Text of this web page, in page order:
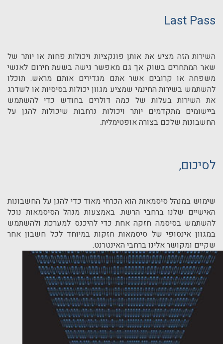
Last Pass
השירות הזה מציע את אותן פונקציות ויכולות פחות או יותר של
שאר המתחרים בשוק אך גם מאפשר גישה בשעת חירום לאנשי
משפחה או קרובים אשר אתם מגדירים אותם מראש. תוכלו
להשתמש בשירות החינמי שמציע מגוון יכולות בסיסיות או לשדרג
את השירות בעלות של כמה דולרים בחודש כדי להשתמש
ביישומים מתקדמים יותר ויכולות נרחבות שיכולות להגן על
החשבונות שלכם בצורה אופטימלית.
לסיכום,
שימוש במנהל סיסמאות הוא הכרחי מאוד כדי להגן על החשבונות
האישיים שלנו ברחבי הרשת. באמצעות מנהל הסיסמאות נוכל
להשתמש בסיסמה חזקה אחת כדי להיכנס למערכת ולהשתמש
במגוון אינסופי של סיסמאות חזקות במיוחד לכל חשבון אחר
שקיים ומקושר אלינו ברחבי האינטרנט.